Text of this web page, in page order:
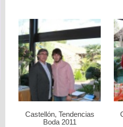
Castellón, Tendencias
Boda 2011